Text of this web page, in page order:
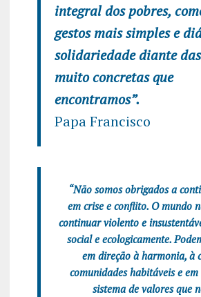
integral dos pobres,
gestos mais simples e
solidariedade diante
muito concretas que
encontramos”.
Papa Francisco
“Não somos obrigados a
em crise e conflito. O mundo
continuar violento e
social e ecologicamente.
em direção à harmonia, à
comunidades habitáveis ​​e
sistema de valores que